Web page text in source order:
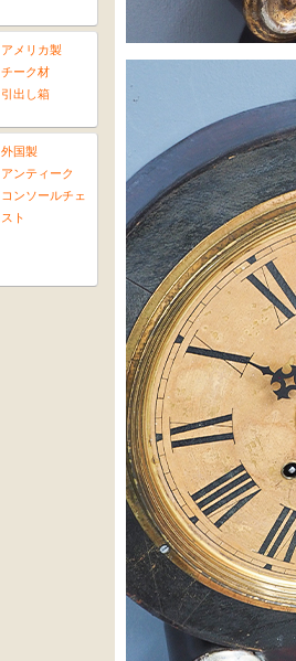
アメリカ製
チーク材
引出し箱
外国製
アンティーク
コンソールチェ
スト